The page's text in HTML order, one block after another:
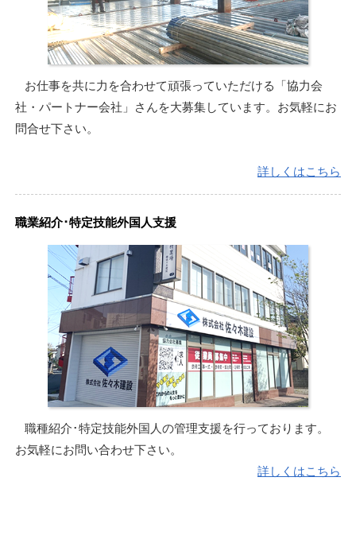
お仕事を共に力を合わせて頑張っていただける「協力会
社・パートナー会社」さんを大募集しています。お気軽にお
問合せ下さい。
詳しくはこちら
職業紹介･特定技能外国人支援
職種紹介･特定技能外国人の管理支援を行っております。
お気軽にお問い合わせ下さい。
詳しくはこちら